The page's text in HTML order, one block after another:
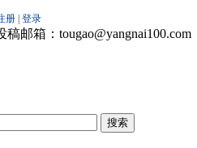
稿邮箱：tougao@yangnai100.com